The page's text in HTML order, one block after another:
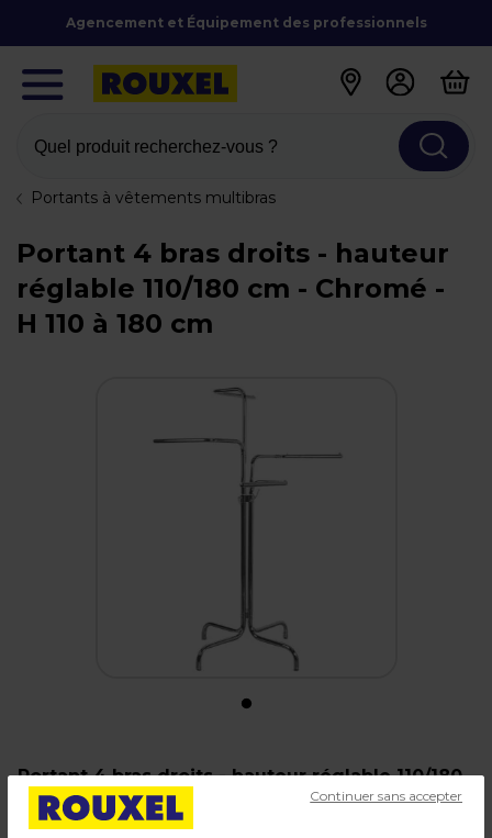
Agencement et Équipement des professionnels
Quel produit recherchez-vous ?
Portants à vêtements multibras
Portant 4 bras droits - hauteur
réglable 110/180 cm - Chromé -
H 110 à 180 cm
Portant 4 bras droits - hauteur réglable 110/180
Continuer sans accepter